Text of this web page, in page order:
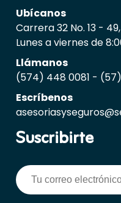
Ubícanos
Carrera 32 No. 13 -
Lunes a viernes de
Llámanos
(574) 448 0081 -
Escríbenos
Suscribirte